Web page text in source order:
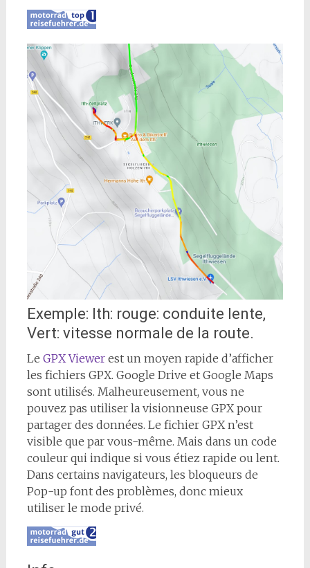
Exemple: Ith: rouge: conduite lente,
Vert: vitesse normale de la route.
Le GPX Viewerest un moyen rapide d’afficher
les fichiers GPX. Google Drive et Google Maps
sont utilisés. Malheureusement, vous ne
pouvez pas utiliser la visionneuse GPX pour
partager des données. Le fichier GPX n’est
visible que par vous-même. Mais dans un code
couleur qui indique si vous étiez rapide ou lent.
Dans certains navigateurs, les bloqueurs de
Pop-up font des problèmes, donc mieux
utiliser le mode privé.